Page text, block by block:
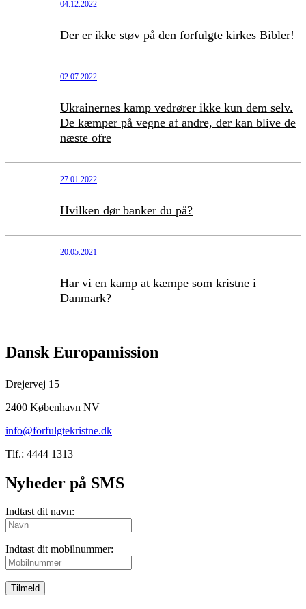
04.12.2022
Der er ikke støv på den forfulgte kirkes Bibler!
02.07.2022
Ukrainernes kamp vedrører ikke kun dem selv.
De kæmper på vegne af andre, der kan blive de
næste ofre
27.01.2022
Hvilken dør banker du på?
20.05.2021
Har vi en kamp at kæmpe som kristne i
Danmark?
Dansk Europamission
Drejervej 15
2400 København NV
info@forfulgtekristne.dk
Tlf.: 4444 1313
Nyheder på SMS
Indtast dit navn:
Indtast dit mobilnummer:
Tilmeld